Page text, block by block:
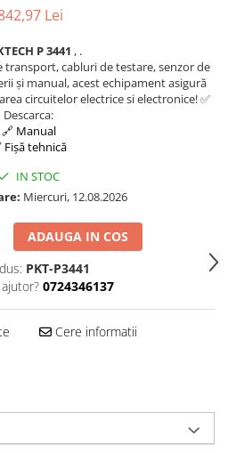
Lei
P 3441 , .
transport, cabluri de testare, senzor de
și manual, acest echipament asigură
circuitelor electrice si electronice! ✅
Descarca:
🔗 Manual
Fișă tehnică
IN STOC
Miercuri, 12.08.2026
ADAUGA IN COS
PKT-P3441
0724346137
Cere informatii